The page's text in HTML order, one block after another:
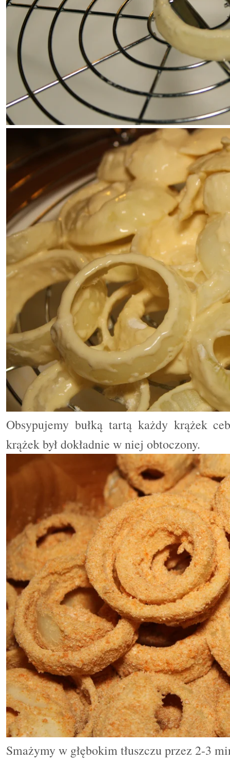
Obsypujemy bułką tartą każdy krążek
krążek był dokładnie w niej obtoczony.
Smażymy w głębokim tłuszczuprzez 2-3